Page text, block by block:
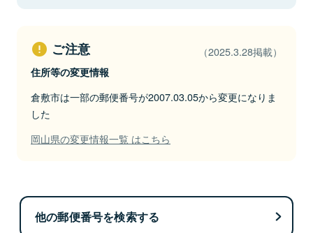
ご注意 （2025.3.28掲載）
住所等の変更情報
倉敷市は一部の郵便番号が2007.03.05から変更になりま
した
岡山県の変更情報一覧 はこちら
他の郵便番号を検索する